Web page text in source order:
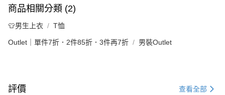
商品相關分類 (2)
👕男生上衣 T恤
Outlet｜單件7折．2件85折．3件再7折 男裝Outlet
評價 查看全部